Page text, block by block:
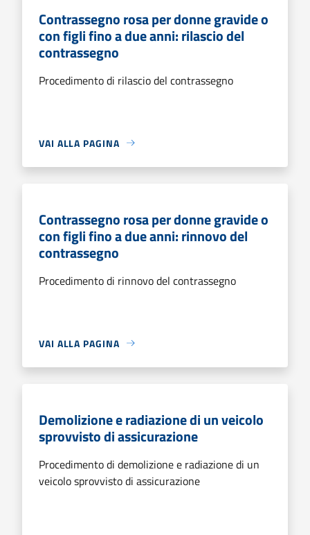
Contrassegno rosa per donne gravide o
con figli fino a due anni: rilascio del
contrassegno
Procedimento di rilascio del contrassegno
VAI ALLA PAGINA
Contrassegno rosa per donne gravide o
con figli fino a due anni: rinnovo del
contrassegno
Procedimento di rinnovo del contrassegno
VAI ALLA PAGINA
Demolizione e radiazione di un veicolo
sprovvisto di assicurazione
Procedimento di demolizione e radiazione di un
veicolo sprovvisto di assicurazione